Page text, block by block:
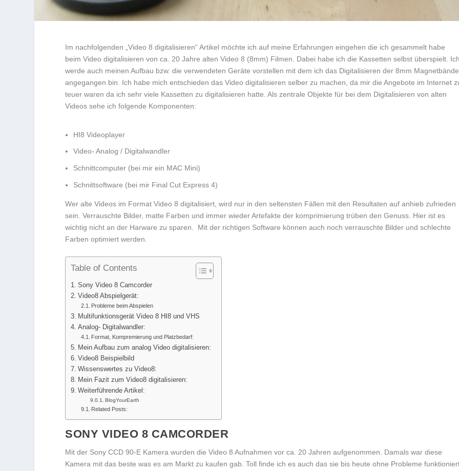
Im nachfolgenden „Video 8 digitalisieren“ Artikel möchte ich auf meine Erfahrungen eingehen die ich gesammelt habe
beim Video digitalisieren von ca. 20 Jahre alten Video 8 (8mm) Filmen. Dabei habe ich die Kassetten selbst überspielt. Ich
werde auch meinen Aufbau bzw. die verwendeten Geräte vorstellen mit dem ich das Digitalisieren der 8mm
angegangen bin. Ich habe mich entschieden das Video digitalisieren selber zu machen, da mir die Angebote im Internet
teuer waren da ich sehr viele Kassetten zu digitalisieren hatte. Als zentrale Objekte für bei dem Digitalisieren von alten
Videos sehe ich folgende Komponenten:
HI8 Videoplayer
Video- Analog / Digitalwandler
Schnittcomputer (bei mir ein MAC Mini)
Schnittsoftware (bei mir Final Cut Express 4)
Wer alte Videos im Format Video 8 digitalisiert, wird nur in den seltensten Fällen mit den Resultaten auf anhieb zufrieden
sein. Verrauschte Bilder, matte Farben und immer wieder Artefakte der komprimierung trüben den Genuss. Hier ist es
wichtig nicht an der Harware zu sparen. Mit der richtigen Software können auch noch verrauschte Bilder und schlechte
Farben optimiert werden.
Table of Contents
Sony Video 8 Camcorder
Video8 Abspielgerät:
Probleme beim Abspielen
Multifunktionsgerät Video 8 HI8 und VHS
Analog- Digitalwandler:
Format, Kompremierung und Platzbedarf:
Mein Aufbau zum analog Video digitalisieren:
Video8 Beispielbild
Wissenswertes zu Video8:
Mein Fazit zum Video8 digitalisieren:
Weiterführende Artikel:
BlogYourEarth
Related Posts:
SONY VIDEO 8 CAMCORDER
Mit der Sony CCD 90-E Kamera wurden die Video 8 Aufnahmen vor ca. 20 Jahren aufgenommen. Damals war diese
Kamera mit das beste was es am Markt zu kaufen gab. Toll finde ich es auch das sie bis heute ohne Probleme